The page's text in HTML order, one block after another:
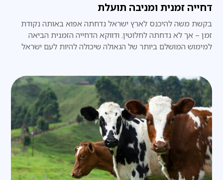
דחייה זמנית ומניבה תועלת
בקשת משה להיכנס לארץ ישראל נדחתה אפוא באותה נקודת
זמן – אך לא נדחתה לחלוטין. ודווקא הדחייה הזמנית הביאה
למימוש המושלם ביותר של הגאולה שיכולה להיות לעם ישראל